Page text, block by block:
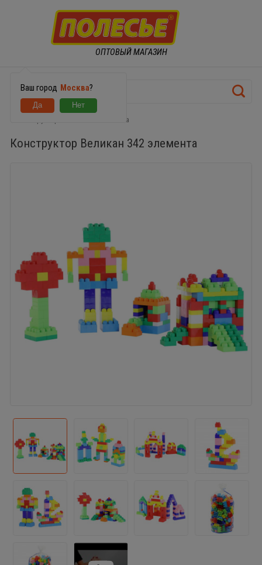
ОПТОВЫЙ МАГАЗИН
Ваш город Москва?
Конструктор Великан 342 элемента
Конструктор Великан 342 элемента